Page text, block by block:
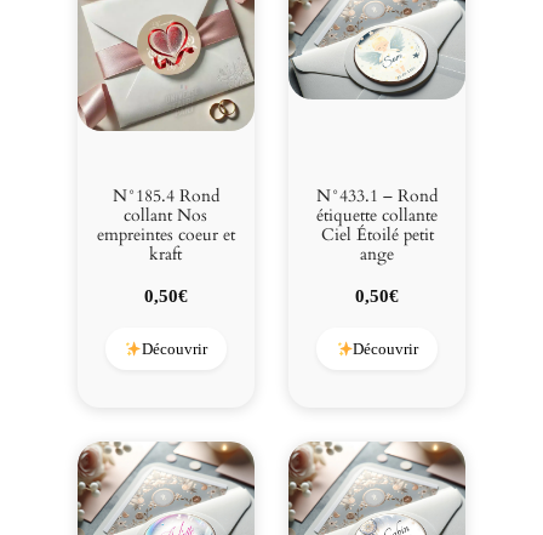
N°185.4 Rond
collant Nos
empreintes coeur et
kraft
0,50€
Découvrir
N°433.1 – Rond
étiquette collante
Ciel Étoilé petit
ange
0,50€
Découvrir